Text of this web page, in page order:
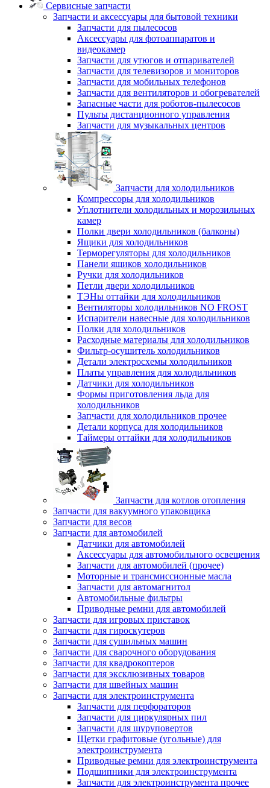
Сервисные запчасти
Запчасти и аксессуары для бытовой техники
Запчасти для пылесосов
Аксессуары для фотоаппаратов и
видеокамер
Запчасти для утюгов и отпаривателей
Запчасти для телевизоров и мониторов
Запчасти для мобильных телефонов
Запчасти для вентиляторов и обогревателей
Запасные части для роботов-пылесосов
Пульты дистанционного управления
Запчасти для музыкальных центров
Запчасти для холодильников
Компрессоры для холодильников
Уплотнители холодильных и морозильных
камер
Полки двери холодильников (балконы)
Ящики для холодильников
Терморегуляторы для холодильников
Панели ящиков холодильников
Ручки для холодильников
Петли двери холодильников
ТЭНы оттайки для холодильников
Вентиляторы холодильников NO FROST
Испарители навесные для холодильников
Полки для холодильников
Расходные материалы для холодильников
Фильтр-осушитель холодильников
Детали электросхемы холодильников
Платы управления для холодильников
Датчики для холодильников
Формы приготовления льда для
холодильников
Запчасти для холодильников прочее
Детали корпуса для холодильников
Таймеры оттайки для холодильников
Запчасти для котлов отопления
Запчасти для вакуумного упаковщика
Запчасти для весов
Запчасти для автомобилей
Датчики для автомобилей
Аксессуары для автомобильного освещения
Запчасти для автомобилей (прочее)
Моторные и трансмиссионные масла
Запчасти для автомагнитол
Автомобильные фильтры
Приводные ремни для автомобилей
Запчасти для игровых приставок
Запчасти для гироскутеров
Запчасти для сушильных машин
Запчасти для сварочного оборудования
Запчасти для квадрокоптеров
Запчасти для эксклюзивных товаров
Запчасти для швейных машин
Запчасти для электроинструмента
Запчасти для перфораторов
Запчасти для циркулярных пил
Запчасти для шуруповертов
Щетки графитовые (угольные) для
электроинструмента
Приводные ремни для электроинструмента
Подшипники для электроинструмента
Запчасти для электроинструмента прочее